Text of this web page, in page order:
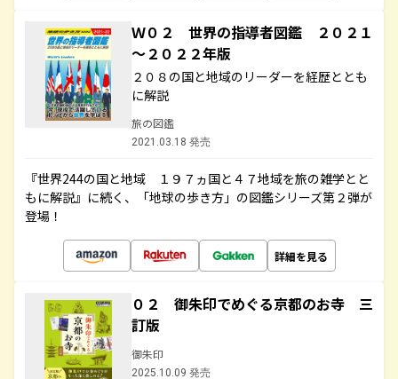
Ｗ０２ 世界の指導者図鑑 ２０２１
～２０２２年版
２０８の国と地域のリーダーを経歴ととも
に解説
旅の図鑑
2021.03.18 発売
『世界244の国と地域 １９７ヵ国と４７地域を旅の雑学とと
もに解説』に続く、「地球の歩き方」の図鑑シリーズ第２弾が
登場！
詳細を見る
０２ 御朱印でめぐる京都のお寺 三
訂版
御朱印
2025.10.09 発売